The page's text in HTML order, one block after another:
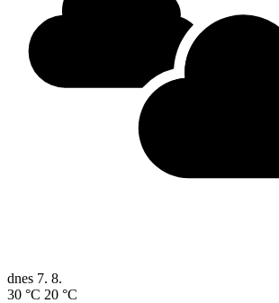
dnes 7. 8.
30 °C 20 °C